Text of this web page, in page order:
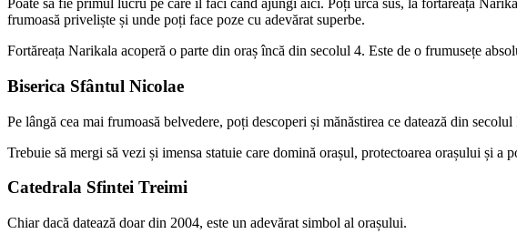
Poate să fie primul lucru pe care îl faci când ajungi aici. Poți urca sus, la fortăreața
frumoasă priveliște și unde poți face poze cu adevărat superbe.
Fortăreața Narikala acoperă o parte din oraș încă din secolul 4. Este de o frumusețe
Biserica Sfântul Nicolae
Pe lângă cea mai frumoasă belvedere, poți descoperi și mănăstirea ce datează din
Trebuie să mergi să vezi și imensa statuie care domină orașul, protectoarea orașului și a
Catedrala Sfintei Treimi
Chiar dacă datează doar din 2004, este un adevărat simbol al orașului.